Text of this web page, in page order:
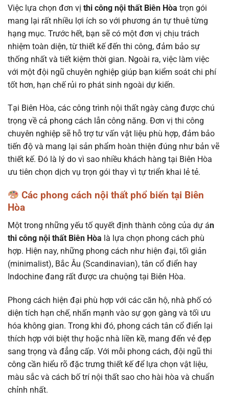
Việc lựa chọn đơn vị thi công nội thất Biên Hòa trọn gói
mang lại rất nhiều lợi ích so với phương án tự thuê từng
hạng mục. Trước hết, bạn sẽ có một đơn vị chịu trách
nhiệm toàn diện, từ thiết kế đến thi công, đảm bảo sự
thống nhất và tiết kiệm thời gian. Ngoài ra, việc làm việc
với một đội ngũ chuyên nghiệp giúp bạn kiểm soát chi phí
tốt hơn, hạn chế rủi ro phát sinh ngoài dự kiến.
Tại Biên Hòa, các công trình nội thất ngày càng được chú
trọng về cả phong cách lẫn công năng. Đơn vị thi công
chuyên nghiệp sẽ hỗ trợ tư vấn vật liệu phù hợp, đảm bảo
tiến độ và mang lại sản phẩm hoàn thiện đúng như bản vẽ
thiết kế. Đó là lý do vì sao nhiều khách hàng tại Biên Hòa
ưu tiên chọn dịch vụ trọn gói thay vì tự triển khai lẻ tẻ.
Các phong cách nội thất phổ biến tại Biên
Hòa
Một trong những yếu tố quyết định thành công của dự án
thi công nội thất Biên Hòa là lựa chọn phong cách phù
hợp. Hiện nay, những phong cách như hiện đại, tối giản
(minimalist), Bắc Âu (Scandinavian), tân cổ điển hay
Indochine đang rất được ưa chuộng tại Biên Hòa.
Phong cách hiện đại phù hợp với các căn hộ, nhà phố có
diện tích hạn chế, nhấn mạnh vào sự gọn gàng và tối ưu
hóa không gian. Trong khi đó, phong cách tân cổ điển lại
thích hợp với biệt thự hoặc nhà liền kề, mang đến vẻ đẹp
sang trọng và đẳng cấp. Với mỗi phong cách, đội ngũ thi
công cần hiểu rõ đặc trưng thiết kế để lựa chọn vật liệu,
màu sắc và cách bố trí nội thất sao cho hài hòa và chuẩn
chỉnh nhất.